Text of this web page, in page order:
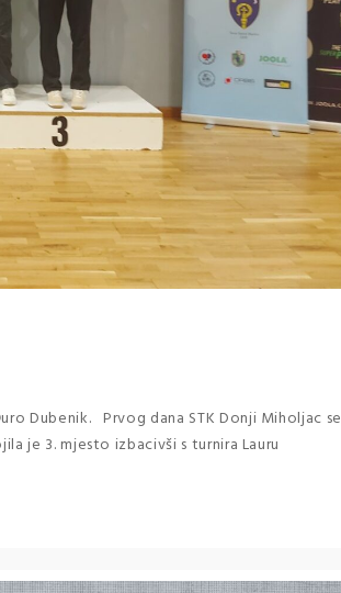
Dubenik. Prvog dana STK Donji Miholjac se
je 3. mjesto izbacivši s turnira Lauru